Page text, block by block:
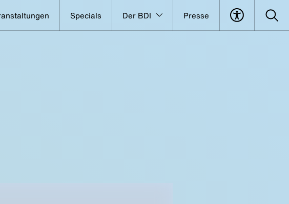
Specials Der BDI Presse